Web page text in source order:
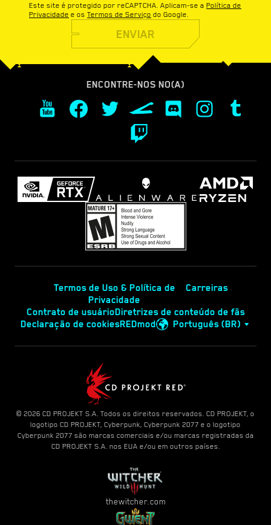
Este site é protegido por reCAPTCHA. Aplicam-se a Política de
Privacidade e os Termos de Serviço do Google.
ENVIAR
ENCONTRE-NOS NO(A)
Termos de Uso & Política de
Privacidade
Carreiras
Contrato de usuárioDiretrizes de conteúdo de fãs
Declaração de cookiesREDmod Português (BR)
© 2026 CD PROJEKT S.A. Todos os direitos reservados. CD PROJEKT, o
logotipo CD PROJEKT, Cyberpunk, Cyberpunk 2077 e o logotipo
Cyberpunk 2077 são marcas comerciais e/ou marcas registradas da
CD PROJEKT S.A. nos EUA e/ou em outros países.
thewitcher.com